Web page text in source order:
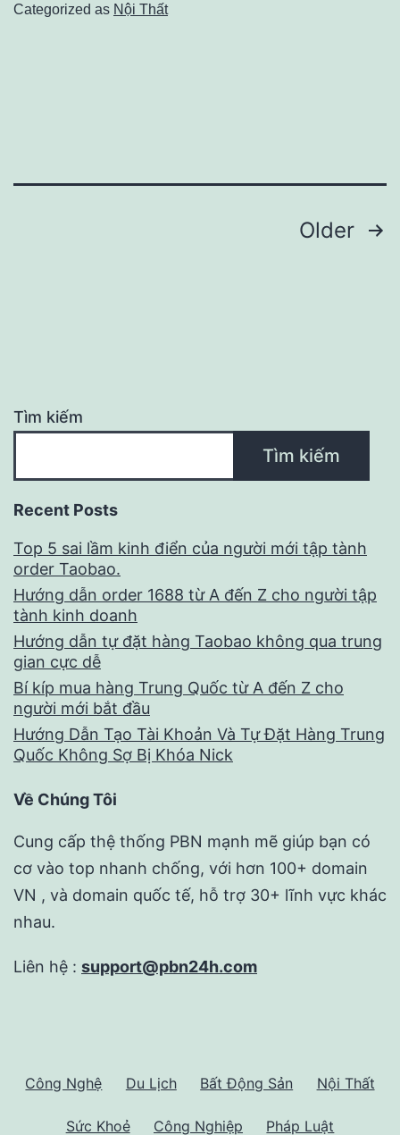
CHỐNG
Categorized as Nội Thất
Older
Tìm kiếm
Tìm kiếm
Recent Posts
Top 5 sai lầm kinh điển của người mới tập tành
order Taobao.
Hướng dẫn order 1688 từ A đến Z cho người tập
tành kinh doanh
Hướng dẫn tự đặt hàng Taobao không qua trung
gian cực dễ
Bí kíp mua hàng Trung Quốc từ A đến Z cho
người mới bắt đầu
Hướng Dẫn Tạo Tài Khoản Và Tự Đặt Hàng Trung
Quốc Không Sợ Bị Khóa Nick
Về Chúng Tôi
Cung cấp thệ thống PBN mạnh mẽ giúp bạn có
cơ vào top nhanh chống, với hơn 100+ domain
VN , và domain quốc tế, hỗ trợ 30+ lĩnh vực khác
nhau.
Liên hệ : support@pbn24h.com
Công Nghệ Du Lịch Bất Động Sản Nội Thất
Sức Khoẻ Công Nghiệp Pháp Luật